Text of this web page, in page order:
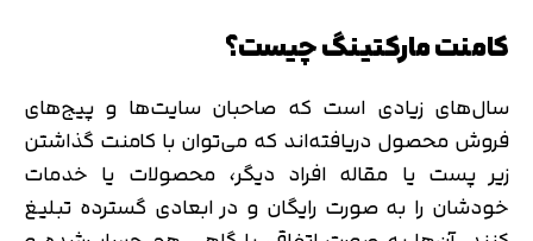
کامنت مارکتینگ چیست؟
سال‌های زیادی است که صاحبان سایت‌ها و پیج‌های
فروش محصول دریافته‌اند که می‌توان با کامنت گذاشتن
زیر پست یا مقاله افراد دیگر، محصولات یا خدمات
خودشان را به صورت رایگان و در ابعادی گسترده تبلیغ